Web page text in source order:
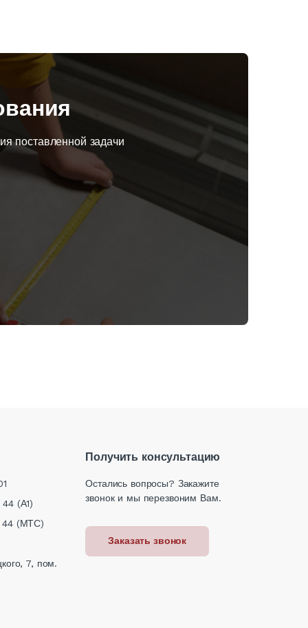
поставленной задачи
(А1)
44 (МТС)
7, пом.
Получить консультацию
Остались вопросы? Закажите
звонок и мы перезвоним Вам.
Заказать звонок